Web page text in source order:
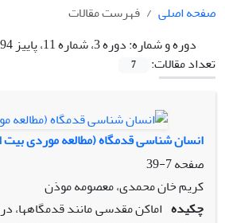
صفحه اصلی
فهرست مقالات
دوره و شماره:دوره 3، شماره 11، پاییز 1394، صفحه 1-224
تعداد مقالات:
7
انسان شناسی قدمگاه (مطالعه موردی بیت
صفحه7-39
کریم خان محمدی، معصومه موذن
چکیده اماکن مقدسی مانند قدمگاه­ها،